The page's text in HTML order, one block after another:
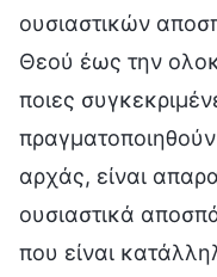
ουσιαστικών
Θεού έως την
ποιες
πραγματοποιηθούν
αρχάς, είναι
ουσιαστικά
που είναι